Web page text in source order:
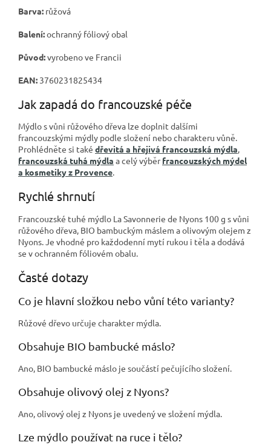
Barva: růžová
Balení:ochranný fóliový obal
Původ:vyrobeno ve Francii
EAN: 3760231825434
Jak zapadá do francouzské péče
Mýdlo s vůni růžového dřeva lze doplnit dalšími
francouzskými mýdly podle složení nebo charakteru vůně.
Prohlédněte si také dřevitá a hřejivá francouzská mýdla,
francouzská tuhá mýdla a celý výběrfrancouzských mýdel
a kosmetiky z Provence.
Rychlé shrnutí
Francouzské tuhé mýdlo La Savonnerie de Nyons 100 g s vůni
růžového dřeva, BIO bambuckým máslem a olivovým olejem z
Nyons. Je vhodné pro každodenní mytí rukou i těla a dodává
se v ochranném fóliovém obalu.
Časté dotazy
Co je hlavní složkou nebo vůní této varianty?
Růžové dřevo určuje charakter mýdla.
Obsahuje BIO bambucké máslo?
Ano, BIO bambucké máslo je součástí pečujícího složení.
Obsahuje olivový olej z Nyons?
Ano, olivový olej z Nyons je uvedený ve složení mýdla.
Lze mýdlo používat na ruce i tělo?